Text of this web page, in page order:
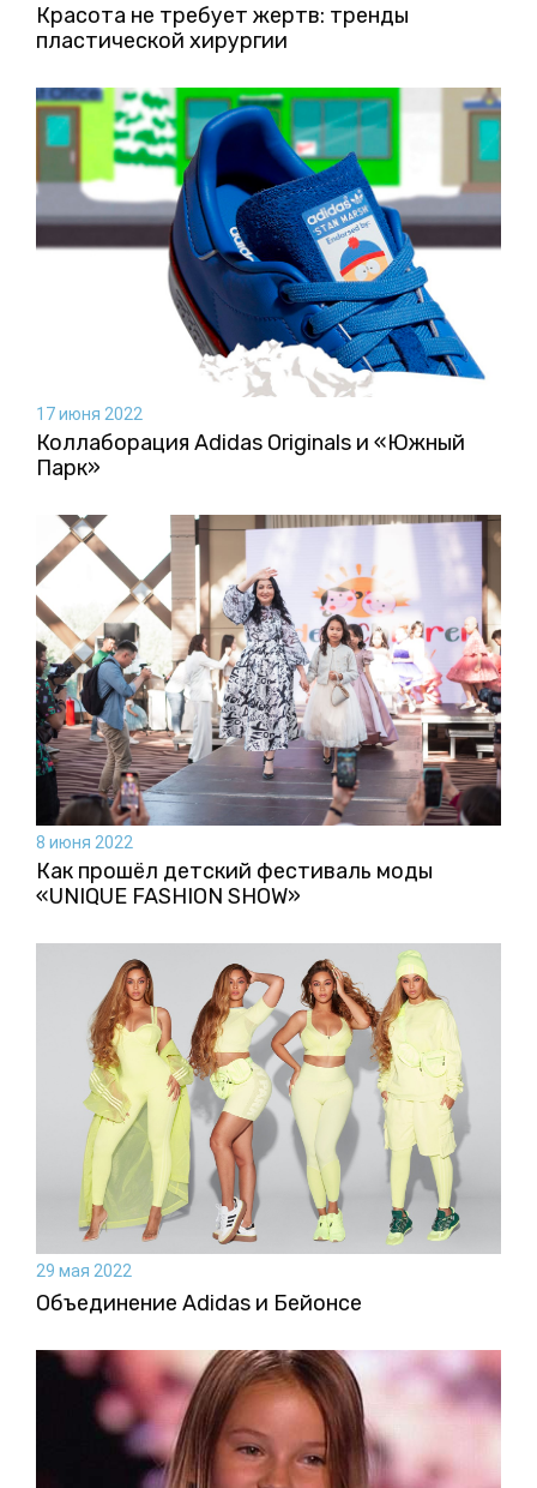
Красота не требует жертв: тренды
пластической хирургии
17 июня 2022
Коллаборация Аdidas Originals и «Южный
Парк»
8 июня 2022
Как прошёл детский фестиваль моды
«UNIQUE FASHION SHOW»
29 мая 2022
Объединение Adidas и Бейонсе